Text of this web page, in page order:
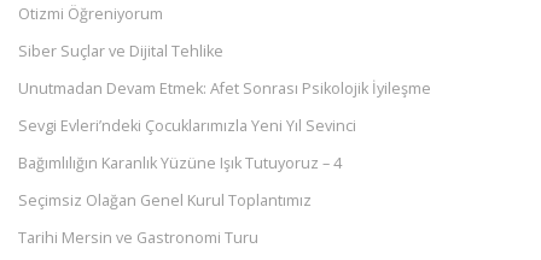
Otizmi Öğreniyorum
Siber Suçlar ve Dijital Tehlike
Unutmadan Devam Etmek: Afet Sonrası Psikolojik İyileşme
Sevgi Evleri’ndeki Çocuklarımızla Yeni Yıl Sevinci
Bağımlılığın Karanlık Yüzüne Işık Tutuyoruz – 4
Seçimsiz Olağan Genel Kurul Toplantımız
Tarihi Mersin ve Gastronomi Turu